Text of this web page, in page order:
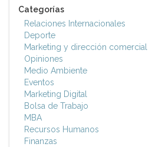
Categorías
Relaciones Internacionales
Deporte
Marketing y dirección comercial
Opiniones
Medio Ambiente
Eventos
Marketing Digital
Bolsa de Trabajo
MBA
Recursos Humanos
Finanzas